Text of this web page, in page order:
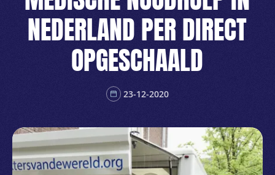
NEDERLAND PER DIRECT
OPGESCHAALD
23-12-2020